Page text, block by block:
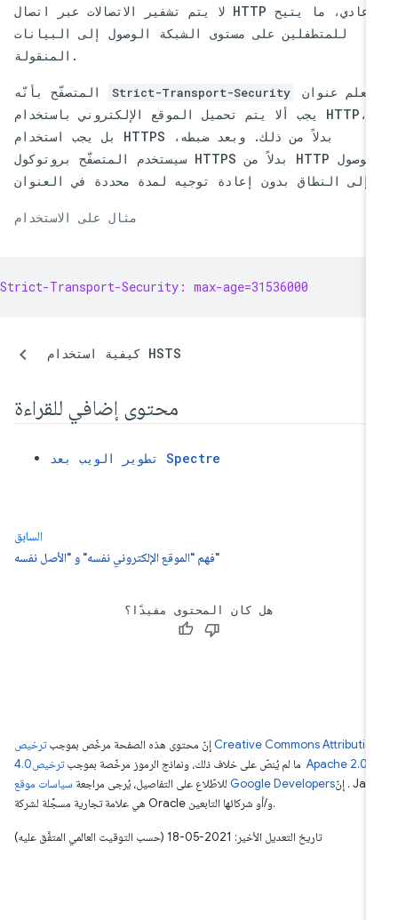
لا يتم تشفير الاتصالات عبر اتصال HTTP عادي، ما يتيح
للمتطفلين على مستوى الشبكة الوصول إلى البيانات
يُعلم عنوان Strict-Transport-Security المتصفّح بأنّه
يجب ألا يتم تحميل الموقع الإلكتروني باستخدام HTTP،
بل يجب استخدام HTTPS بدلاً من ذلك. وبعد ضبطه،
سيستخدم المتصفّح بروتوكول HTTPS بدلاً من HTTP للوصول
مثال على الاستخدام
Strict-Transport-Security: max-age=31536000
كيفية استخدام HSTS
محتوى إضافي للقراءة
تطوير الويب بعد Spectre
السابق
هل كان المحتوى مفيدًا؟
إنّ محتوى هذه الصفحة مرخّص بموجبترخيص Creative Commons Attribution
ما لم يُنصّ على خلاف ذلك، ونماذج الرموز مرخّصة بموجب
للاطّلاع على التفاصيل، يُرجى مراجعة
. إنّ Java
تاريخ التعديل الأخير: 2021-05-18 (حسب التوقيت العالمي المتفَّق عليه)